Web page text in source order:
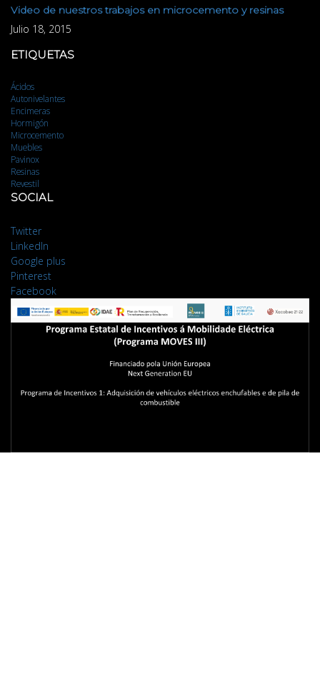
Video de nuestros trabajos en microcemento y resinas
Julio 18, 2015
ETIQUETAS
Ácidos
Autonivelantes
Encimeras
Hormigón
Microcemento
Muebles
Pavinox
Resinas
Revestil
SOCIAL
Twitter
LinkedIn
Google plus
Pinterest
Facebook